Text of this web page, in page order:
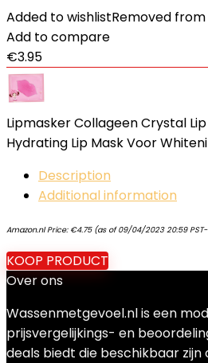
Added to wishlistRemoved from
Add to compare
€3.95
Lipmasker Collageen Crystal
Hydrating Lip Mask Voor
Description
Additional information
Amazon.nl Price: €4.75(as of 09/04/2023 20:59 PST-
KOOP PRODUCT
Over ons
Wassenmetgevoel.nl is een
prijsvergelijkings- en
deals biedt die beschikbaar zijn